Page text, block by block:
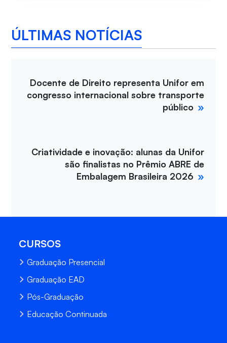
ÚLTIMAS NOTÍCIAS
Docente de Direito representa Unifor em
congresso internacional sobre transporte
público
Criatividade e inovação: alunas da Unifor
são finalistas no Prêmio ABRE de
Embalagem Brasileira 2026
CURSOS
Graduação Presencial
Graduação EAD
Pós-Graduação
Educação Continuada